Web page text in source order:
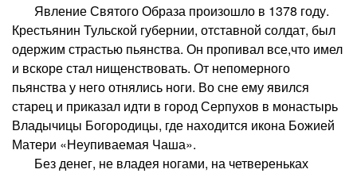
Явление Святого Образа произошло в 1378 году.
Крестьянин Тульской губернии, отставной солдат, был
одержим страстью пьянства. Он пропивал все,что имел
и вскоре стал нищенствовать. От непомерного
пьянства у него отнялись ноги. Во сне ему явился
старец и приказал идти в город Серпухов в монастырь
Владычицы Богородицы, где находится икона Божией
Матери «Неупиваемая Чаша».
Без денег, не владея ногами, на четвереньках